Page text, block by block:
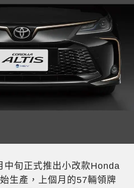
中旬正式推出小改款Honda
生產，上個月的57輛領牌